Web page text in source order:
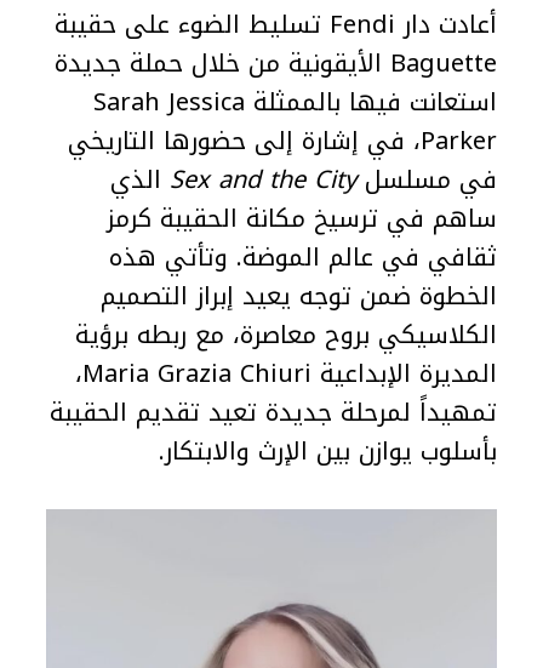
أعادت دار Fendi تسليط الضوء على حقيبة
Baguette الأيقونية من خلال حملة جديدة
استعانت فيها بالممثلة Sarah Jessica
Parker، في إشارة إلى حضورها التاريخي
في مسلسلSex and the City الذي
ساهم في ترسيخ مكانة الحقيبة كرمز
ثقافي في عالم الموضة. وتأتي هذه
الخطوة ضمن توجه يعيد إبراز التصميم
الكلاسيكي بروح معاصرة، مع ربطه برؤية
المديرة الإبداعية Maria Grazia Chiuri،
تمهيداً لمرحلة جديدة تعيد تقديم الحقيبة
بأسلوب يوازن بين الإرث والابتكار.